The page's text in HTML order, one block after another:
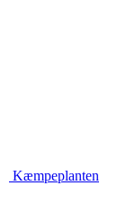
Kæmpeplanten